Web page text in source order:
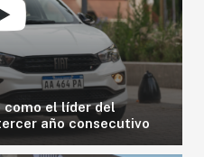
como el líder del
año consecutivo